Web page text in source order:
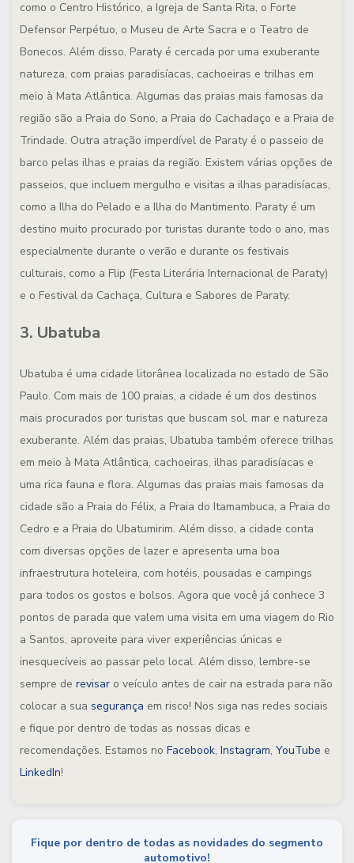
como o Centro Histórico, a Igreja de Santa Rita, o Forte
Defensor Perpétuo, o Museu de Arte Sacra e o Teatro de
Bonecos. Além disso, Paraty é cercada por uma exuberante
natureza, com praias paradisíacas, cachoeiras e trilhas em
meio à Mata Atlântica. Algumas das praias mais famosas da
região são a Praia do Sono, a Praia do Cachadaço e a Praia de
Trindade. Outra atração imperdível de Paraty é o passeio de
barco pelas ilhas e praias da região. Existem várias opções de
passeios, que incluem mergulho e visitas a ilhas paradisíacas,
como a Ilha do Pelado e a Ilha do Mantimento. Paraty é um
destino muito procurado por turistas durante todo o ano, mas
especialmente durante o verão e durante os festivais
culturais, como a Flip (Festa Literária Internacional de Paraty)
e o Festival da Cachaça, Cultura e Sabores de Paraty.
3. Ubatuba
Ubatuba é uma cidade litorânea localizada no estado de São
Paulo. Com mais de 100 praias, a cidade é um dos destinos
mais procurados por turistas que buscam sol, mar e natureza
exuberante. Além das praias, Ubatuba também oferece trilhas
em meio à Mata Atlântica, cachoeiras, ilhas paradisíacas e
uma rica fauna e flora. Algumas das praias mais famosas da
cidade são a Praia do Félix, a Praia do Itamambuca, a Praia do
Cedro e a Praia do Ubatumirim. Além disso, a cidade conta
com diversas opções de lazer e apresenta uma boa
infraestrutura hoteleira, com hotéis, pousadas e campings
para todos os gostos e bolsos. Agora que você já conhece 3
pontos de parada que valem uma visita em uma viagem do Rio
a Santos, aproveite para viver experiências únicas e
inesquecíveis ao passar pelo local. Além disso, lembre-se
sempre de revisar o veículo antes de cair na estrada para não
colocar a sua segurança em risco! Nos siga nas redes sociais
e fique por dentro de todas as nossas dicas e
recomendações. Estamos no Facebook, Instagram, YouTube e
LinkedIn!
Fique por dentro de todas as novidades do segmento
automotivo!